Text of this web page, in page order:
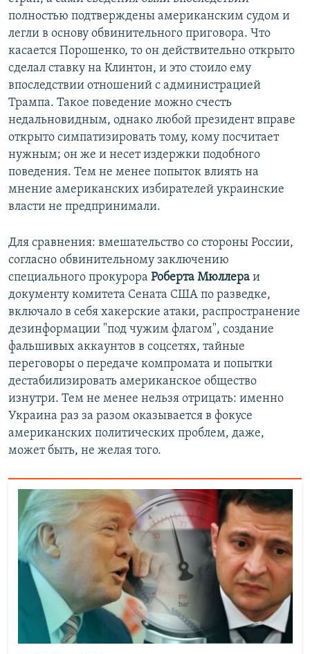
полностью подтверждены американским судом и
легли в основу обвинительного приговора. Что
касается Порошенко, то он действительно открыто
сделал ставку на Клинтон, и это стоило ему
впоследствии отношений с администрацией
Трампа. Такое поведение можно счесть
недальновидным, однако любой президент вправе
открыто симпатизировать тому, кому посчитает
нужным; он же и несет издержки подобного
поведения. Тем не менее попыток влиять на
мнение американских избирателей украинские
власти не предпринимали.
Для сравнения: вмешательство со стороны России,
согласно обвинительному заключению
специального прокурора Роберта Мюллера и
документу комитета Сената США по разведке,
включало в себя хакерские атаки, распространение
дезинформации "под чужим флагом", создание
фальшивых аккаунтов в соцсетях, тайные
переговоры о передаче компромата и попытки
дестабилизировать американское общество
изнутри. Тем не менее нельзя отрицать: именно
Украина раз за разом оказывается в фокусе
американских политических проблем, даже,
может быть, не желая того.